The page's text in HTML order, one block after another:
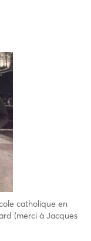
catholique en
(merci à Jacques